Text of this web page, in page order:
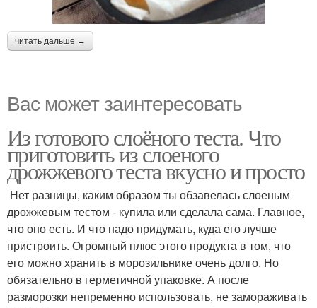
читать дальше →
Вас может заинтересовать
Из готового слоёного теста. Что
приготовить из слоеного
дрожжевого теста вкусно и просто
Нет разницы, каким образом ты обзавелась слоеным
дрожжевым тестом - купила или сделала сама. Главное,
что оно есть. И что надо придумать, куда его лучше
пристроить. Огромный плюс этого продукта в том, что
его можно хранить в морозильнике очень долго. Но
обязательно в герметичной упаковке. А после
разморозки непременно использовать, не замораживать